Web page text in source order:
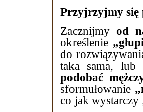
Przyjrzyjmy się
Zacznijmyod
określenie
do
taka sama,
podobać
sformułowanie
co jak wystarczy